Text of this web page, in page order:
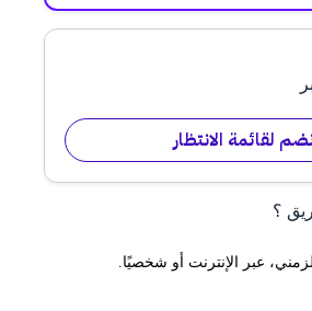
لقائمة الانتظار
؟
عبر الإنترنت أو شخصيًا.